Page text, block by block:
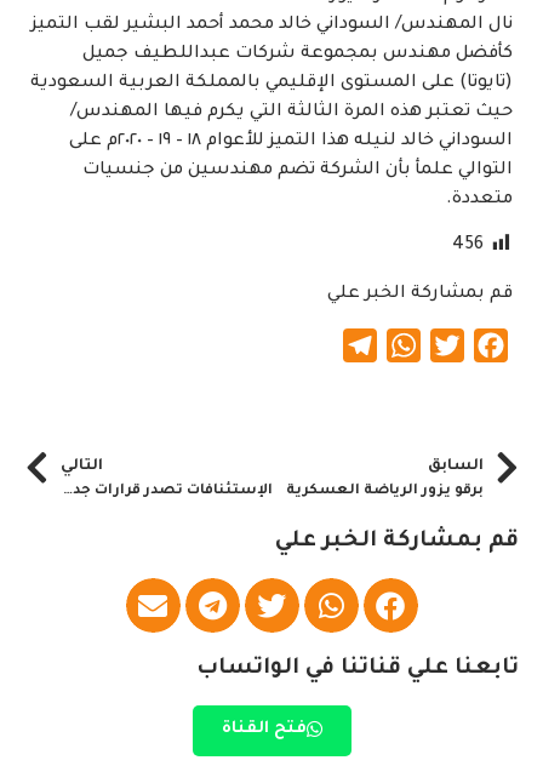
نال المهندس/ السوداني خالد محمد أحمد البشير لقب التميز
كأفضل مهندس بمجموعة شركات عبداللطيف جميل
(تايوتا) على المستوى الإقليمي بالمملكة العربية السعودية
حيث تعتبر هذه المرة الثالثة التي يكرم فيها المهندس/
السوداني خالد لنيله هذا التميز للأعوام ١٨ – ١٩ – ٢٠٢٠م على
التوالي علمأ بأن الشركة تضم مهندسين من جنسيات
متعددة.
456
قم بمشاركة الخبر علي
Facebook
Twitter
WhatsApp
السابق
برقو يزور الرياضة العسكرية
التالي
الإستئنافات تصدر قرارات جديدة بشأن توقف بعض المباريات
قم بمشاركة الخبر علي
تابعنا علي قناتنا في الواتساب
فتح القناة